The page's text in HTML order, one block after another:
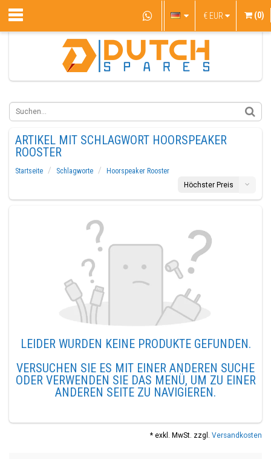
€ EUR (0)
ARTIKEL MIT SCHLAGWORT HOORSPEAKER
ROOSTER
Startseite Schlagworte
Hoorspeaker Rooster
Höchster Preis
LEIDER WURDEN KEINE PRODUKTE GEFUNDEN.
VERSUCHEN SIE ES MIT EINER ANDEREN SUCHE
ODER VERWENDEN SIE DAS MENÜ, UM ZU EINER
ANDEREN SEITE ZU NAVIGIEREN.
* exkl. MwSt. zzgl. Versandkosten